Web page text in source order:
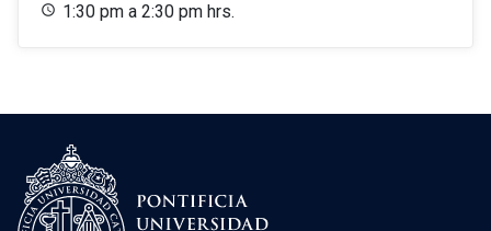
1:30 pm a 2:30 pm hrs.